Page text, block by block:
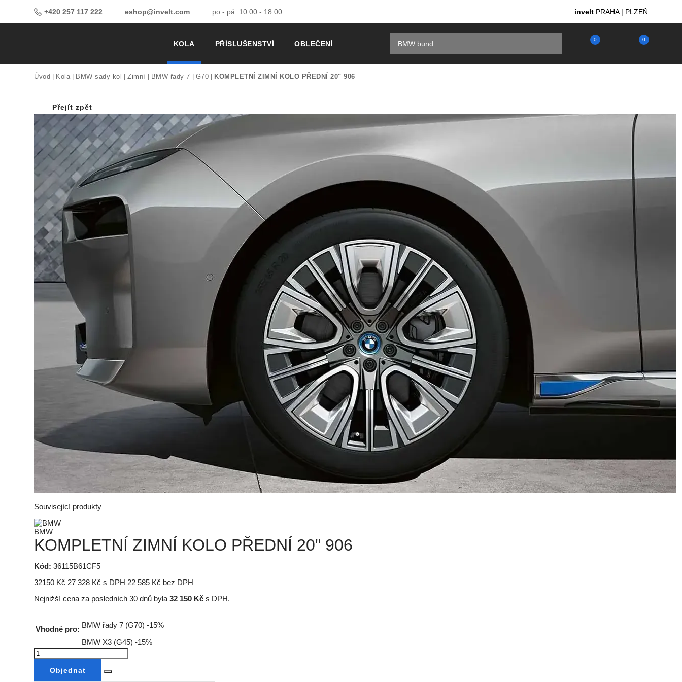
+420 257 117 222 eshop@invelt.com po - pá: 10:00 - 18:00 inveltPRAHA | PLZEŇ
KOLA PŘÍSLUŠENSTVÍ OBLEČENÍ
0 0
Úvod Kola BMW sady kol Zimní BMW řady 7 G70 KOMPLETNÍ ZIMNÍ KOLO PŘEDNÍ 20" 906
Přejít zpět
Související produkty
BMW
KOMPLETNÍ ZIMNÍ KOLO PŘEDNÍ 20" 906
Kód: 36115B61CF5
32150 Kč 27 328 Kčs DPH 22 585 Kč bez DPH
Nejnižší cena za posledních 30 dnů byla32 150 Kč s DPH.
Vhodné pro: BMW řady 7 (G70)-15%
BMW X3 (G45)-15%
Objednat